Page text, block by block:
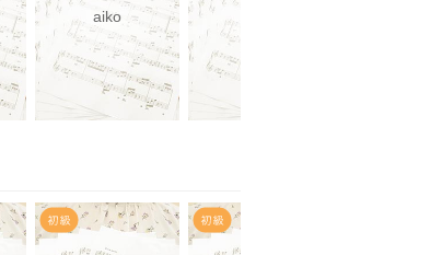
aiko